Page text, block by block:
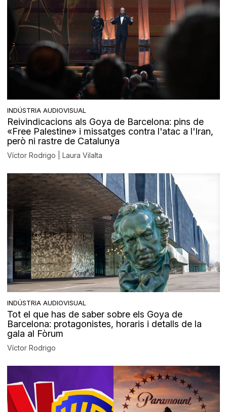
INDÚSTRIA AUDIOVISUAL
Reivindicacions als Goya de Barcelona: pins de
«Free Palestine» i missatges contra l'atac a l'Iran,
però ni rastre de Catalunya
Víctor Rodrigo | Laura Vilalta
INDÚSTRIA AUDIOVISUAL
Tot el que has de saber sobre els Goya de
Barcelona: protagonistes, horaris i detalls de la
gala al Fòrum
Víctor Rodrigo